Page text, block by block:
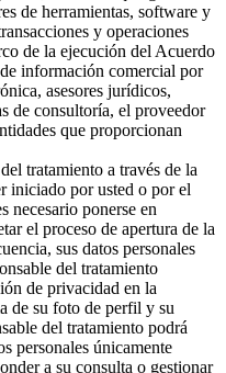
de herramientas, software y
y operaciones
de la ejecución del Acuerdo
información comercial por
asesores jurídicos,
de consultoría, el proveedor
que proporcionan
tratamiento a través de la
iniciado por usted o por el
necesario ponerse en
el proceso de apertura de la
sus datos personales
del tratamiento
de privacidad en la
de su foto de perfil y su
del tratamiento podrá
personales únicamente
a su consulta o gestionar